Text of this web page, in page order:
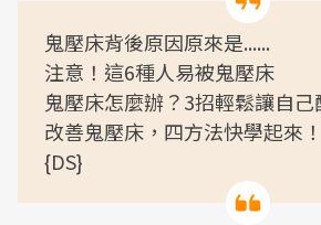
鬼壓床背後原因原來是......
注意！這6種人易被鬼壓床
鬼壓床怎麼辦？3招輕鬆讓自己
改善鬼壓床，四方法快學起來！
{DS}